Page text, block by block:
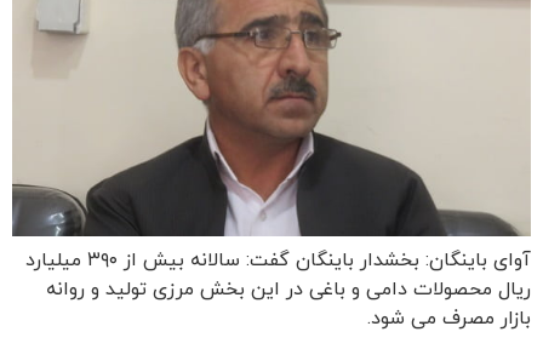
آوای باینگان: بخشدار باینگان گفت: سالانه بیش از ۳۹۰ میلیارد
ریال محصولات دامی و باغی در این بخش مرزی تولید و روانه
بازار مصرف می شود.